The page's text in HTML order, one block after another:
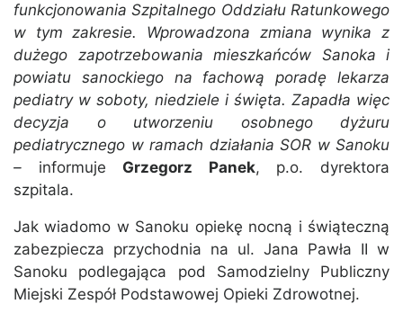
funkcjonowania Szpitalnego Oddziału Ratunkowego
w tym zakresie. Wprowadzona zmiana wynika z
dużego zapotrzebowania mieszkańców Sanoka i
powiatu sanockiego na fachową poradę lekarza
pediatry w soboty, niedziele i święta. Zapadła więc
decyzja o utworzeniu osobnego dyżuru
pediatrycznego w ramach działania SOR w Sanoku
– informuje Grzegorz Panek, p.o. dyrektora
szpitala.
Jak wiadomo w Sanoku opiekę nocną i świąteczną
zabezpiecza przychodnia na ul. Jana Pawła II w
Sanoku podlegająca pod Samodzielny Publiczny
Miejski Zespół Podstawowej Opieki Zdrowotnej.